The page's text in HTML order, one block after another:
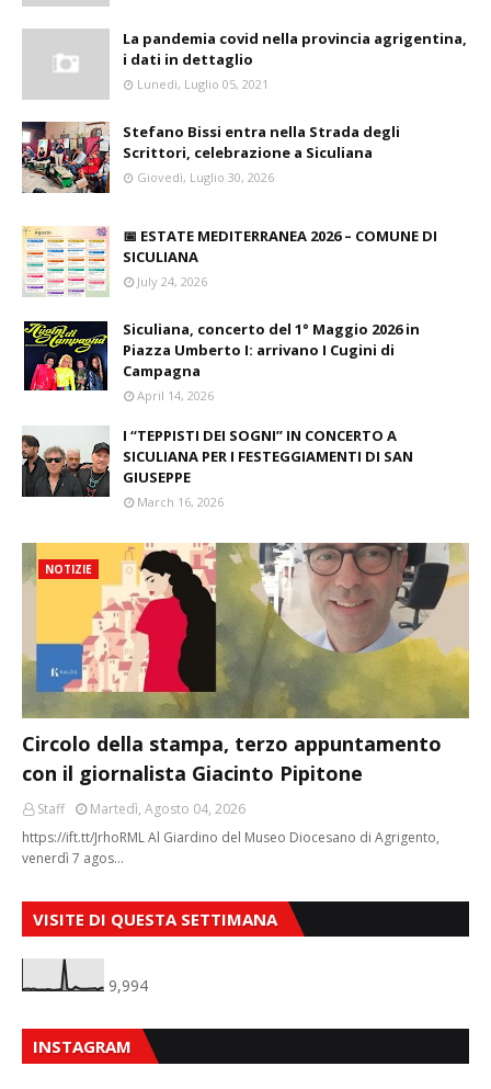
La pandemia covid nella provincia agrigentina,
i dati in dettaglio
Lunedì, Luglio 05, 2021
Stefano Bissi entra nella Strada degli
Scrittori, celebrazione a Siculiana
Giovedì, Luglio 30, 2026
📅 ESTATE MEDITERRANEA 2026 – COMUNE DI
SICULIANA
July 24, 2026
Siculiana, concerto del 1° Maggio 2026 in
Piazza Umberto I: arrivano I Cugini di
Campagna
April 14, 2026
I “TEPPISTI DEI SOGNI” IN CONCERTO A
SICULIANA PER I FESTEGGIAMENTI DI SAN
GIUSEPPE
March 16, 2026
NOTIZIE
Circolo della stampa, terzo appuntamento
con il giornalista Giacinto Pipitone
Staff
Martedì, Agosto 04, 2026
https://ift.tt/JrhoRML Al Giardino del Museo Diocesano di Agrigento,
venerdì 7 agos…
VISITE DI QUESTA SETTIMANA
9,994
INSTAGRAM